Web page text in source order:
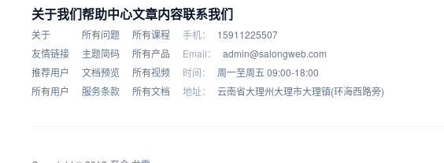
关于我们
关于
友情链接
推荐用户
所有用户
帮助中心
所有问题
主题简码
文档预览
服务条款
文章内容
所有课程
所有产品
所有视频
所有文档
联系我们
手机：
15911225507
Email：
admin@salongweb.com
时间：
周一至周五 09:00-18:00
地址：
云南省大理州大理市大理镇(环海西路旁)